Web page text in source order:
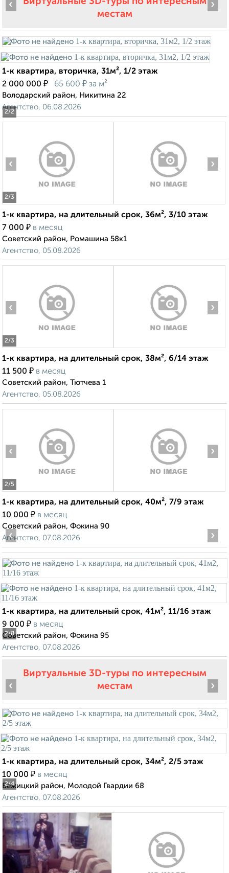
местам
2/2
‹ ›
1-к квартира, вторичка, 31м², 1/2 этаж
2 000 000 ₽ 65 600 ₽ за м²
Володарский район, Никитина 22
Агентство, 06.08.2026
2/3
‹ ›
1-к квартира, на длительный срок, 36м², 3/10 этаж
7 000 ₽ в месяц
Советский район, Ромашина 58к1
Агентство, 05.08.2026
2/3
‹ ›
1-к квартира, на длительный срок, 38м², 6/14 этаж
11 500 ₽ в месяц
Советский район, Тютчева 1
Агентство, 05.08.2026
2/5
‹ ›
1-к квартира, на длительный срок, 40м², 7/9 этаж
10 000 ₽ в месяц
Советский район, Фокина 90
Агентство, 07.08.2026
2/8
‹ ›
1-к квартира, на длительный срок, 41м², 11/16 этаж
9 000 ₽ в месяц
Советский район, Фокина 95
Агентство, 07.08.2026
Виртуальные 3D-туры по интересным
местам
2/4
‹ ›
1-к квартира, на длительный срок, 34м², 2/5 этаж
10 000 ₽ в месяц
Бежицкий район, Молодой Гвардии 68
Агентство, 07.08.2026